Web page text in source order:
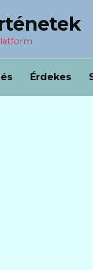
Érdekes